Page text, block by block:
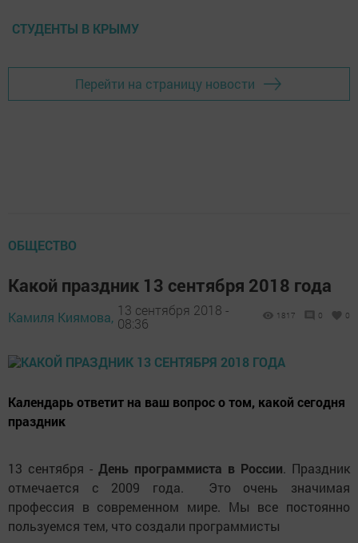
СТУДЕНТЫ В КРЫМУ
Перейти на страницу новости
ОБЩЕСТВО
Какой праздник 13 сентября 2018 года
Камиля Киямова, 13 сентября 2018 -
08:36
1817 0 0
Календарь ответит на ваш вопрос о том, какой сегодня
праздник
13 сентября - День программиста в России. Праздник
отмечается с 2009 года. Это очень значимая
профессия в современном мире. Мы все постоянно
пользуемся тем, что создали программисты